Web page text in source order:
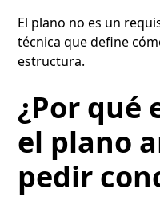
El plano no es un
técnica que define
estructura.
¿Por qué
el plano
pedir